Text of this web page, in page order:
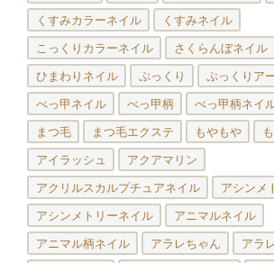
くすみカラーネイル くすみネイル
こっくりカラーネイル さくらんぼネイル
ひまわりネイル ぷっくり ぷっくりア
べっ甲ネイル べっ甲柄 べっ甲柄ネイ
まつ毛 まつ毛エクステ もやもや
アイラッシュ アクアマリン
アクリルスカルプチュアネイル アシンメ
アシンメトリーネイル アニマルネイル
アニマル柄ネイル アラレちゃん アラ